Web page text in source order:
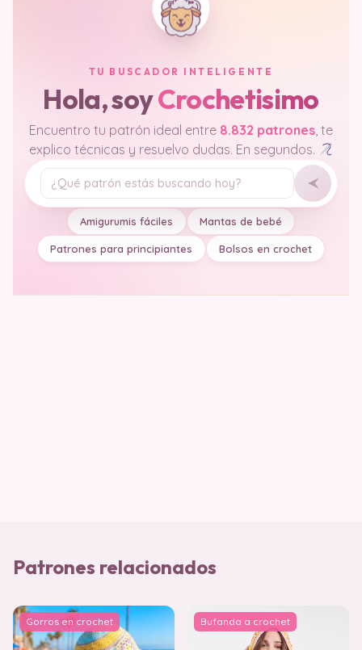
TU BUSCADOR INTELIGENTE
Hola, soyCrochetisimo
Encuentro tu patrón ideal entre 8.832 patrones , te
explico técnicas y resuelvo dudas. En segundos.
Tu pregunta
Amigurumis fáciles Mantas de bebé
Patrones para principiantes Bolsos en crochet
Patrones relacionados
Gorros en crochet Bufanda a crochet